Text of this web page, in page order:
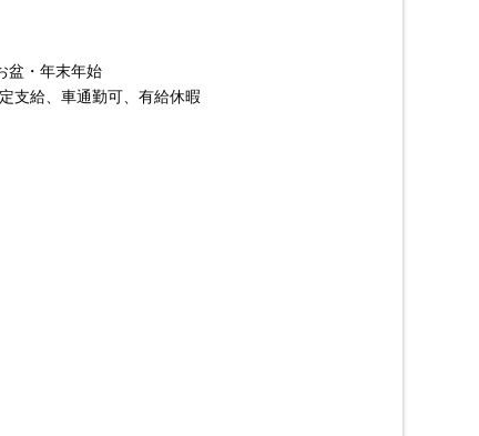
盆・年末年始
支給、車通勤可、有給休暇